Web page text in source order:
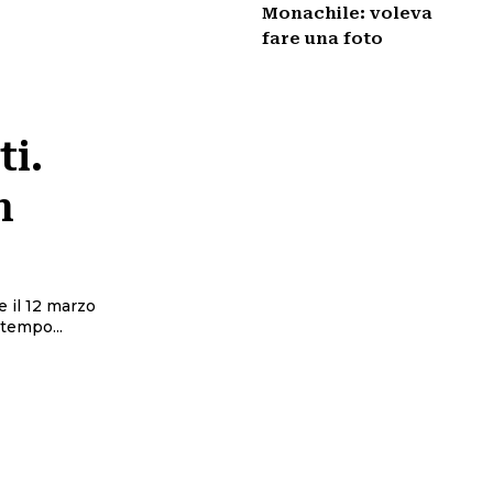
il 12 marzo
Monachile: voleva
fare una foto